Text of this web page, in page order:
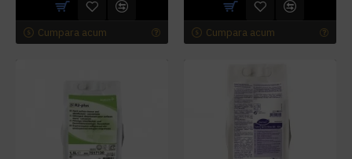
Cumpara acum Cumpara acum